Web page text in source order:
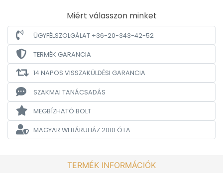
Miért válasszon minket
ÜGYFÉLSZOLGÁLAT +36-20-343-42-52
TERMÉK GARANCIA
14 NAPOS VISSZAKÜLDÉSI GARANCIA
SZAKMAI TANÁCSADÁS
MEGBÍZHATÓ BOLT
MAGYAR WEBÁRUHÁZ2010 ÓTA
TERMÉK INFORMÁCIÓK